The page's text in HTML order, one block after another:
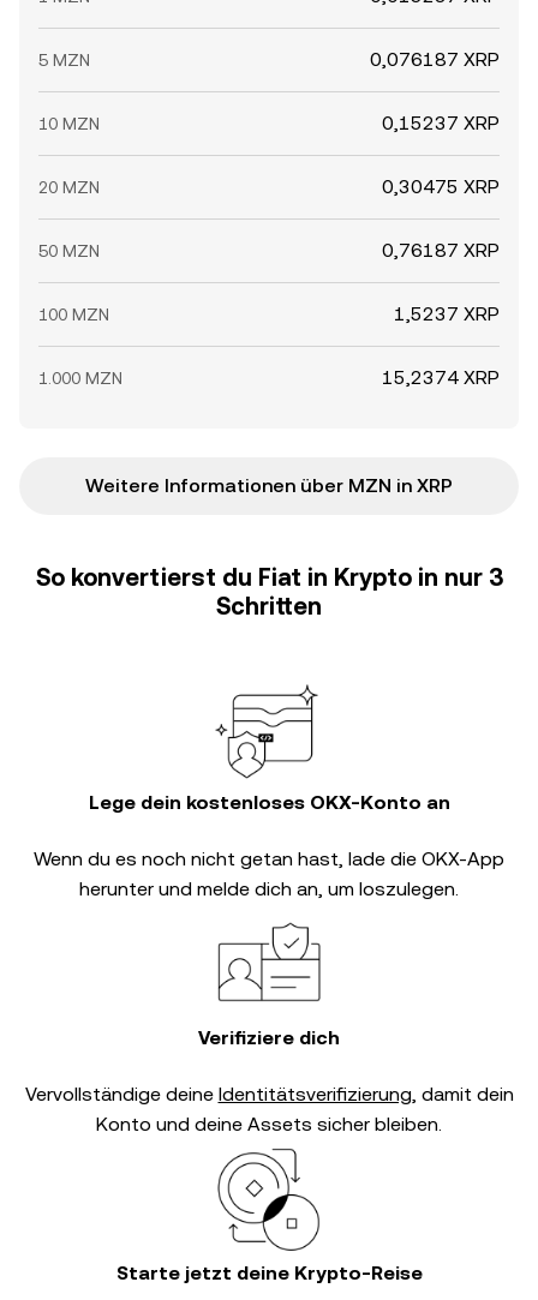
5 MZN 0,076187 XRP
10 MZN 0,15237 XRP
20 MZN 0,30475 XRP
50 MZN 0,76187 XRP
100 MZN 1,5237 XRP
1.000 MZN 15,2374 XRP
Weitere Informationen über MZN in XRP
So konvertierst du Fiat in Krypto in nur 3
Schritten
Lege dein kostenloses OKX-Konto an
Wenn du es noch nicht getan hast, lade die OKX-App
herunter und melde dich an, um loszulegen.
Verifiziere dich
Vervollständige deine Identitätsverifizierung, damit dein
Konto und deine Assets sicher bleiben.
Starte jetzt deine Krypto-Reise